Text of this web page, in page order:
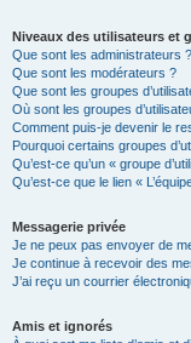
Niveaux des utilisateurs et
Que sont les administrateurs ?
Que sont les modérateurs ?
Que sont les groupes
Où sont les groupes
Comment puis-je devenir le
Pourquoi certains groupes
Qu’est-ce qu’un « groupe
Qu’est-ce que le lien «
Messagerie privée
Je ne peux pas envoyer de
Je continue à recevoir des
J’ai reçu un courrier
Amis et ignorés